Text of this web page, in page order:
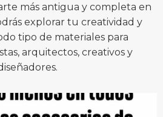
más antigua y completa en
explorar tu creatividad y
tipo de materiales para
arquitectos, creativos y